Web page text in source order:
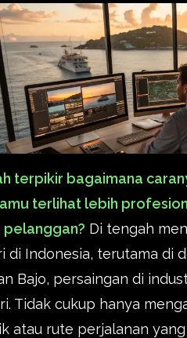
terpikir bagaimana
terlihat lebih
pelanggan? Di tengah
di Indonesia, terutama di
Bajo, persaingan di
Tidak cukup hanya
atau rute perjalanan